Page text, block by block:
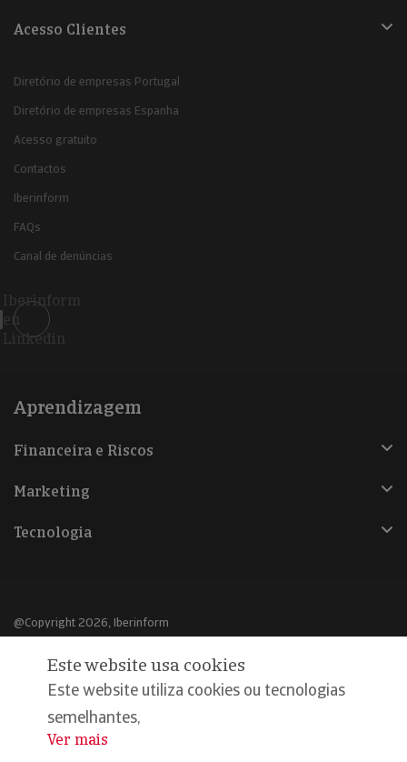
Acesso Clientes
Diretório de empresas Portugal
Diretório de empresas Espanha
Acesso gratuito
Contactos
Iberinform
FAQs
Canal de denúncias
Iberinform
en
Linkedin
Aprendizagem
Financeira e Riscos
Marketing
Tecnologia
@Copyright 2026, Iberinform
Aviso legal
Política de cookies
Declaração de privacidade
Este website usa cookies
Este website utiliza cookies ou tecnologias
semelhantes,
...
Ver mais